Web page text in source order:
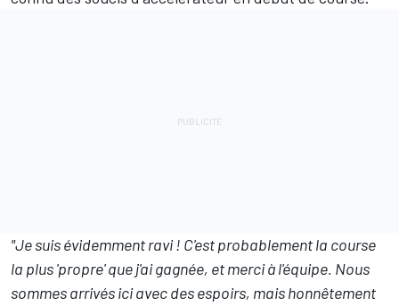
"Je suis évidemment ravi ! C'est probablement la course
la plus 'propre' que j'ai gagnée, et merci à l'équipe. Nous
sommes arrivés ici avec des espoirs, mais honnêtement